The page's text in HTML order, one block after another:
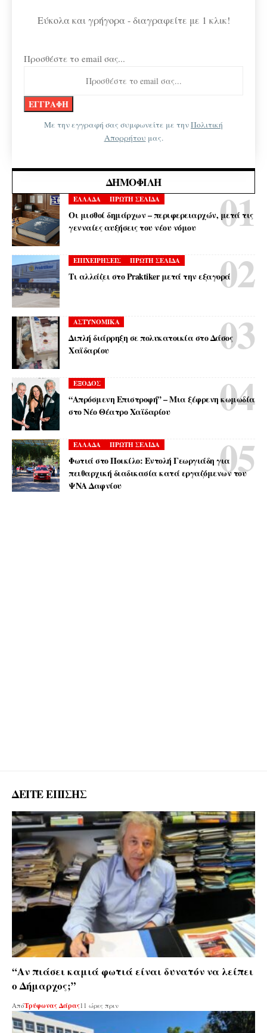
Εύκολα και γρήγορα - διαγραφείτε με 1 κλικ!
Προσθέστε το email σας...
Με την εγγραφή σας συμφωνείτε με τηνΠολιτική
Απορρήτου μας.
ΔΗΜΟΦΙΛΉ
ΕΛΛΑΔΑ ΠΡΩΤΗ ΣΕΛΙΔΑ
Οι μισθοί δημάρχων – περιφερειαρχών, μετά τις
γενναίες αυξήσεις του νέου νόμου
ΕΠΙΧΕΙΡΗΣΕΙΣ ΠΡΩΤΗ ΣΕΛΙΔΑ
Τι αλλάζει στο Praktiker μετά την εξαγορά
ΑΣΤΥΝΟΜΙΚΑ
Διπλή διάρρηξη σε πολυκατοικία στο Δάσος
Χαϊδαρίου
ΕΞΟΔΟΣ
“Απρόσμενη Επιστροφή” – Μια ξέφρενη κωμωδία
στο Νέο Θέατρο Χαϊδαρίου
ΕΛΛΑΔΑ ΠΡΩΤΗ ΣΕΛΙΔΑ
Φωτιά στο Ποικίλο: Εντολή Γεωργιάδη για
πειθαρχική διαδικασία κατά εργαζόμενων του
ΨΝΑ Δαφνίου
ΔΕΙΤΕ ΕΠΙΣΗΣ
“Αν πιάσει καμιά φωτιά είναι δυνατόν να λείπει
ο Δήμαρχος;”
ΑπόΤρύφωνας Δάρας11 ώρες πριν